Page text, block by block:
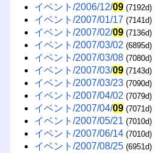
イベント/2006/12/09 (7192d)
イベント/2007/01/17 (7141d)
イベント/2007/02/09 (7136d)
イベント/2007/03/02 (6895d)
イベント/2007/03/08 (7080d)
イベント/2007/03/09 (7143d)
イベント/2007/03/23 (7090d)
イベント/2007/04/02 (7079d)
イベント/2007/04/09 (7071d)
イベント/2007/05/21 (7010d)
イベント/2007/06/14 (7010d)
イベント/2007/08/25 (6951d)